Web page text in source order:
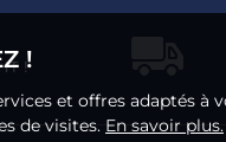
!!
et offres adaptés à
de visites. En savoir plus.